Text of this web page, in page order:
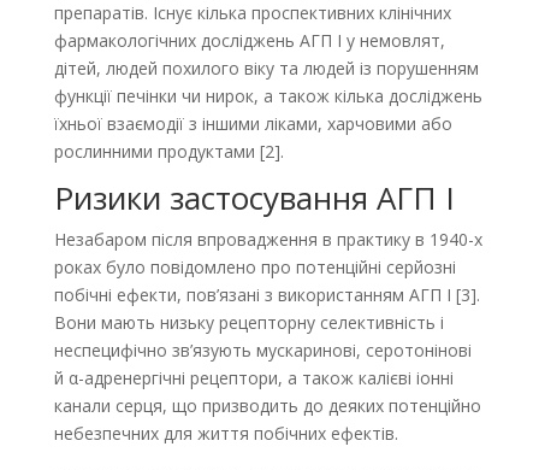
препаратів. Існує кілька проспективних клінічних
фармакологічних досліджень АГП І у немовлят,
дітей, людей похилого віку та людей із порушенням
функції печінки чи нирок, а також кілька досліджень
їхньої взаємодії з іншими ліками, харчовими або
рослинними продуктами [2].
Ризики застосування АГП І
Незабаром після впровадження в практику в 1940-х
роках було повідомлено про потенційні серйозні
побічні ефекти, пов’язані з використанням АГП І [3].
Вони мають низьку рецепторну селективність і
неспецифічно зв’язують мускаринові, серотонінові
й α-адренергічні рецептори, а також калієві іонні
канали серця, що призводить до де­яких потенційно
небезпечних для життя побічних ефектів.